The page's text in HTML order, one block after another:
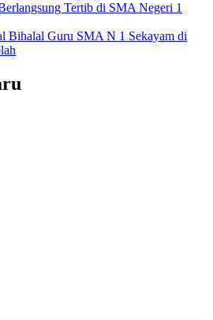
Tertib di SMA Negeri 1
Bihalal Guru SMA N 1 Sekayam di